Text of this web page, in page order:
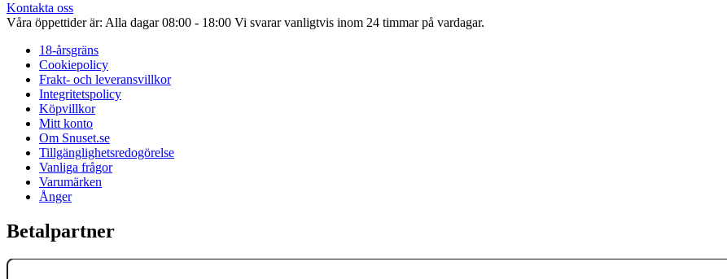
Kontakta oss
Våra öppettider är: Alla dagar 08:00 - 18:00 Vi svarar vanligtvis inom 24 timmar på vardagar.
18-årsgräns
Cookiepolicy
Frakt- och leveransvillkor
Integritetspolicy
Köpvillkor
Mitt konto
Om Snuset.se
Tillgänglighetsredogörelse
Vanliga frågor
Varumärken
Ånger
Betalpartner